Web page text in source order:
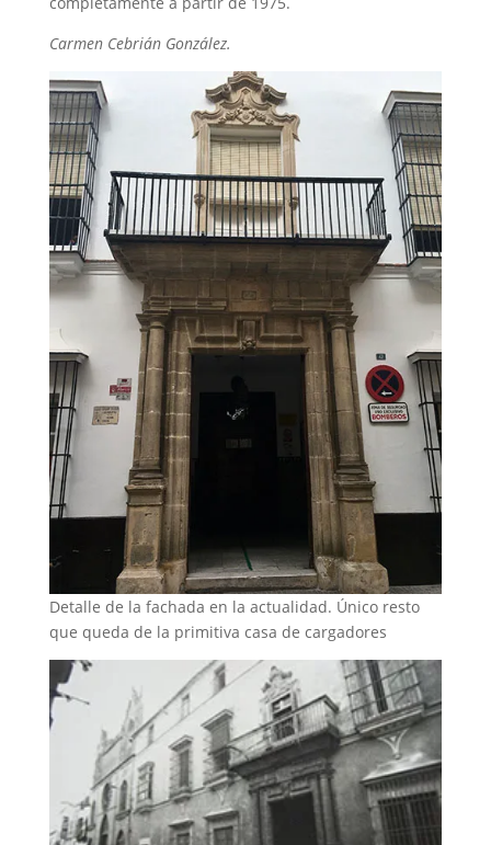
Carmen Cebrián González.
Detalle de la fachada en la actualidad. Único resto
que queda de la primitiva casa de cargadores